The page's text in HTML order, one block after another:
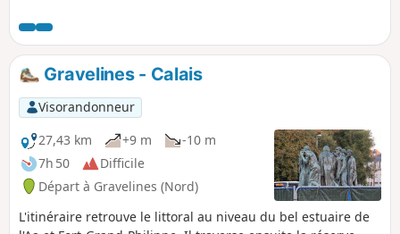
aménagés pour la promenade. On oublie très
rapidement que Gravelines est surtout connue
pour sa centrale nucléaire.
Gravelines - Calais
Visorandonneur
27,43 km
+9 m
-10 m
7h 50
Difficile
Départ à Gravelines (Nord)
L'itinéraire retrouve le littoral au niveau du bel estuaire de